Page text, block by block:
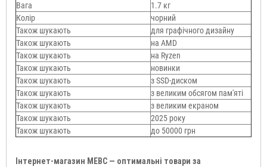
Вага
1.7 кг
Колір
чорний
Також шукають
для графічного дизайну
Також шукають
на AMD
Також шукають
на Ryzen
Також шукають
новинки
Також шукають
з SSD-диском
Також шукають
з великим обсягом пам'яті
Також шукають
з великим екраном
Також шукають
2025 року
Також шукають
до 50000 грн
Інтернет-магазин МЕВС — оптимальні товари за